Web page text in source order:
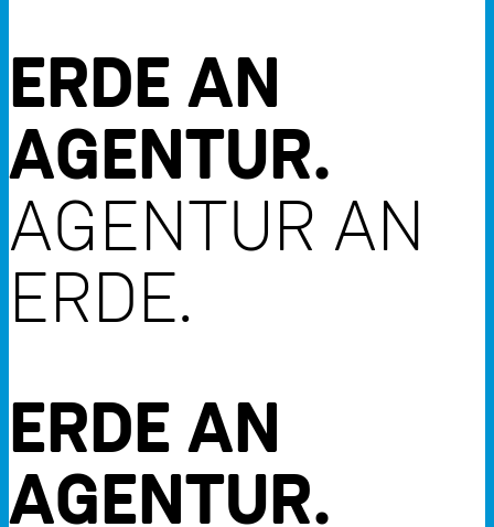
ERDE AN
AGENTUR.
AGENTUR AN
ERDE.
ERDE AN
AGENTUR.